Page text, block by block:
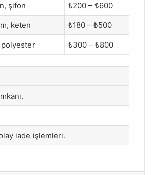
şifon ₺200 – ₺600
keten ₺180 – ₺500
polyester ₺300 – ₺800
iade işlemleri.